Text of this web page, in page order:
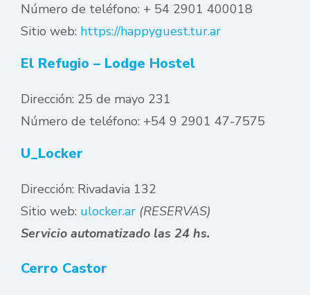
Número de teléfono: + 54 2901 400018
Sitio web: https://happyguest.tur.ar
El Refugio – Lodge Hostel
Dirección: 25 de mayo 231
Número de teléfono: +54 9 2901 47-7575
U_Locker
Dirección: Rivadavia 132
Sitio web: ulocker.ar (RESERVAS)
Servicio automatizado las 24 hs.
Cerro Castor